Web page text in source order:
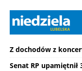
Z dochodów z
Senat RP